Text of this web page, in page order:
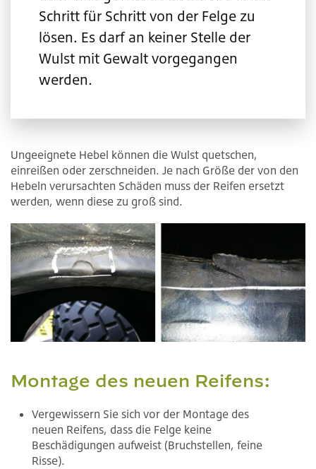
Schritt für Schritt von der Felge zu
lösen. Es darf an keiner Stelle der
Wulst mit Gewalt vorgegangen
werden.
Ungeeignete Hebel können die Wulst quetschen,
einreißen oder zerschneiden. Je nach Größe der von den
Hebeln verursachten Schäden muss der Reifen ersetzt
werden, wenn diese zu groß sind.
Montage des neuen Reifens:
Vergewissern Sie sich vor der Montage des
neuen Reifens, dass die Felge keine
Beschädigungen aufweist (Bruchstellen, feine
Risse).